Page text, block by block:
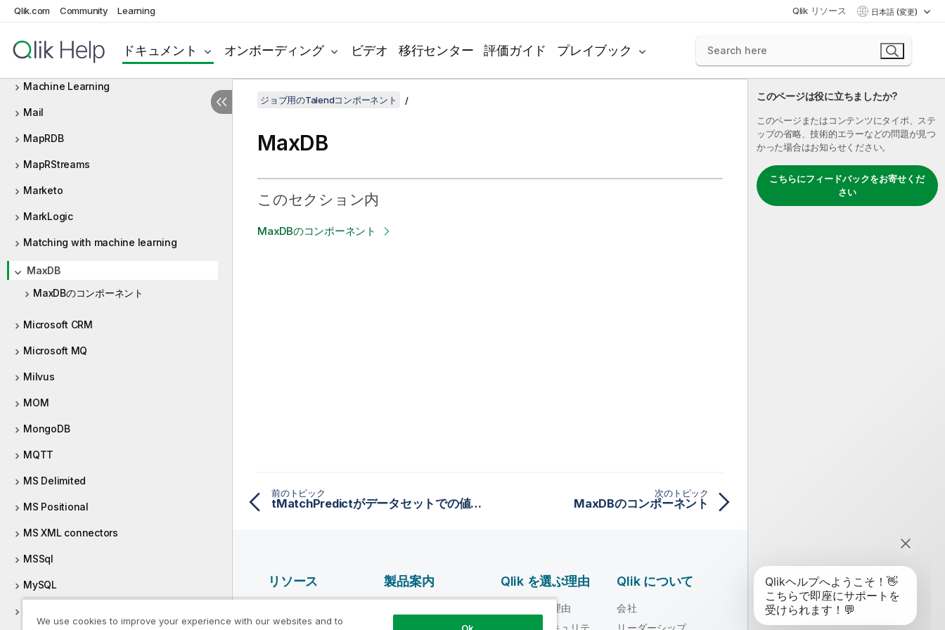
Qlik.com Community Learning Qlik リソース 日本語 (変更)
ドキュメント オンボーディング ビデオ 移行センター 評価ガイド プレイブック
LDIF
Logs and errors (インテグレーション)
Machine Learning
Mail
MapRDB
MapRStreams
Marketo
MarkLogic
Matching with machine learning
MaxDB
MaxDBのコンポーネント
Microsoft CRM
Microsoft MQ
Milvus
MOM
MongoDB
MQTT
MS Delimited
MS Positional
MS XML connectors
MSSql
MySQL
このページは役に立ちましたか?
このページまたはコンテンツにタイポ、ステ
ップの省略、技術的エラーなどの問題が見つ
かった場合はお知らせください。
こちらにフィードバックをお寄せくだ
さい
ジョブ用のTalendコンポーネント
MaxDB
このセクション内
MaxDBのコンポーネント
前のトピック
tMatchPredictがデータセットでの値を予測する方法
次のトピック
MaxDBのコンポーネント
リソース
Qlik Developer
製品案内
品質
Qlik を選ぶ理由
Qlik を選ぶ理由
信頼性とセキュリテ
Qlik について
会社
リーダーシップ
We use cookies to improve your experience with our websites and to